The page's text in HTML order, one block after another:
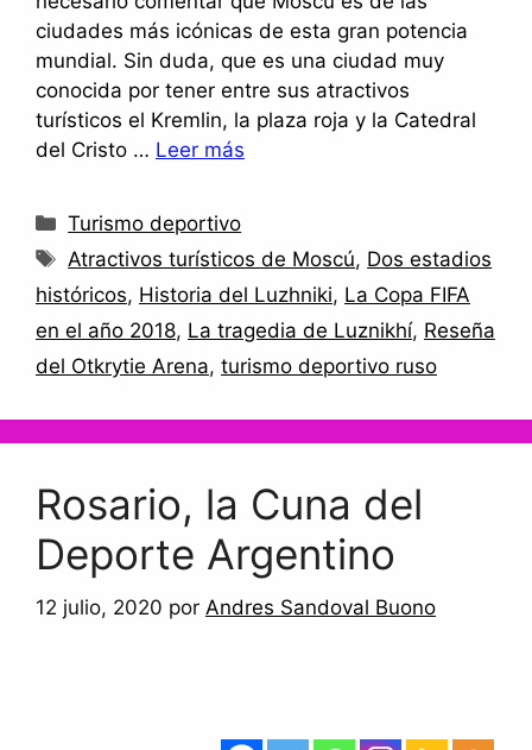
ciudades más icónicas de esta gran potencia
mundial. Sin duda, que es una ciudad muy
conocida por tener entre sus atractivos
turísticos el Kremlin, la plaza roja y la Catedral
del Cristo … Leer más
Categorías
Turismo deportivo
Etiquetas
Atractivos turísticos de Moscú, Dos estadios
históricos, Historia del Luzhniki, La Copa FIFA
en el año 2018, La tragedia de Luznikhí, Reseña
del Otkrytie Arena, turismo deportivo ruso
Rosario, la Cuna del
Deporte Argentino
12 julio, 2020 por Andres Sandoval Buono